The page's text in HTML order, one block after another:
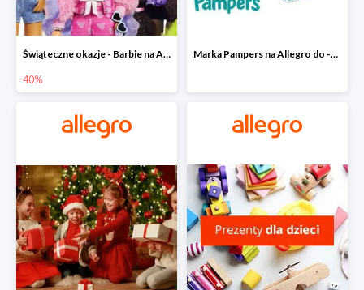
Świąteczne okazje - Barbie na Allegro do -40%
40%
Marka Pampers na Allegro do -35%